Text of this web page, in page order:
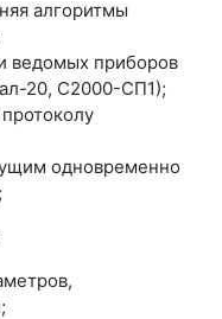
алгоритмы
ведомых приборов
20, С2000-СП1);
одновременно